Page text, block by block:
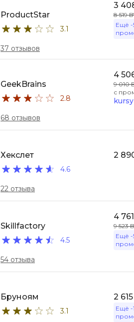
ProductStar
3.1
37 отзывов
3
8 519
Ещё -
GeekBrains
2.8
68 отзывов
4
9 010
с
Хекслет
4.6
22 отзыва
2
Skillfactory
4.5
54 отзыва
4
9 523
Ещё -
Бруноям
3.1
2
Ещё -
Java
Joomla
LibGDX
Linux
M